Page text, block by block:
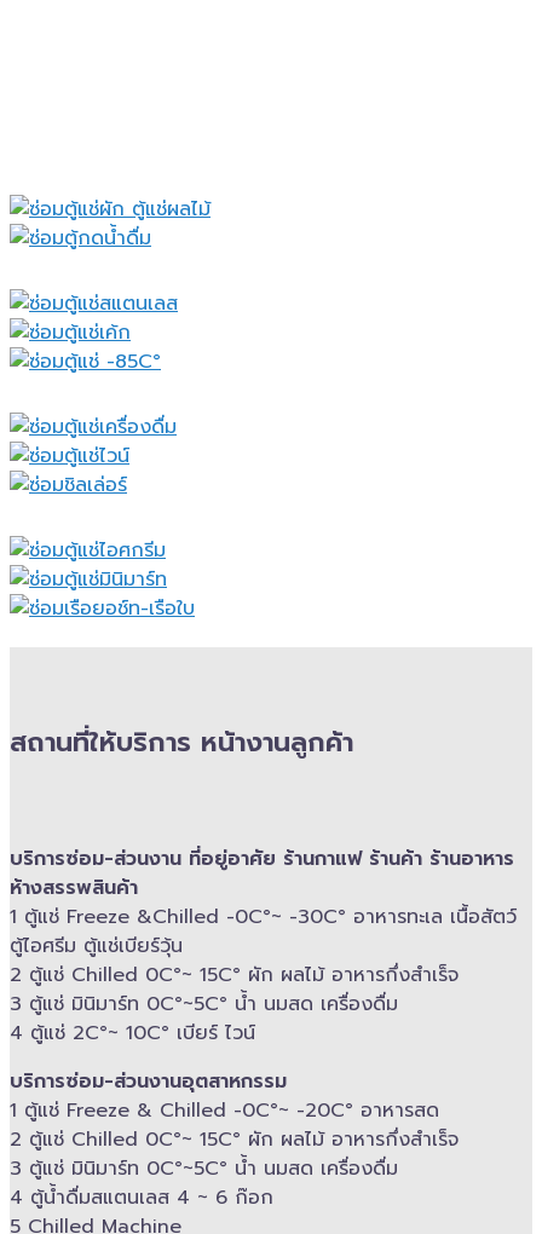
สถานที่ให้บริการ หน้างานลูกค้า
บริการซ่อม-​ส่วนงาน ที่อยู่อาศัย ร้านกาแฟ ร้านค้า ร้านอาหาร
ห้างสรรพสินค้า
1 ตู้แช่ Freeze &​Chilled -​0C°~ -​30C° อาหารทะเล เนื้อสัตว์
ตู้ไอศรีม ตู้แช่เบียร์วุ้น
2 ตู้แช่ Chilled​ 0C°~ 15C° ผัก ผลไม้ อาหารกึ่งสำเร็จ
3 ตู้แช่​ มินิมาร์ท 0C°~5C° น้ำ นมสด เครื่องดื่ม
4 ตู้แช่ 2C°~ 10​C° เบียร์ ไวน์
บริการซ่อม-​ส่วนงานอุตสาหกรรม
1 ตู้แช่ Freeze &​ Chilled -​0C°~ -​20C° อาหารสด
2 ตู้แช่ Chilled​ 0C°~ 15C° ผัก ผลไม้ อาหารกึ่งสำเร็จ
3 ตู้แช่​ มินิมาร์ท 0C°~5C° น้ำ นมสด เครื่องดื่ม
4 ตู้น้ำดื่มสแตนเลส​ 4 ~ 6 ก๊อก
5 Chilled Mac​hine